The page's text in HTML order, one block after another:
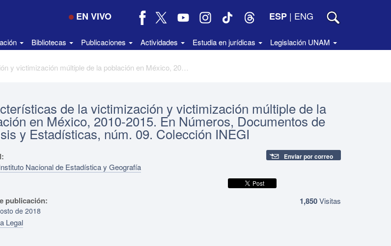
EN VIVO ESP | ENG
Bibliotecas Publicaciones Actividades Estudia en jurídicas Legislación UNAM
Características de la victimización y victimización múltiple de la población en México, 2010-2015. En Números, Documentos de Análisis y Estadísticas, núm. 09. Colección INEGI
de la victimización y victimización múltiple de la
en México, 2010-2015. En Números, Documentos de
y Estadísticas, núm. 09. Colección INEGI
Nacional de Estadística y Geografía
publicación:
de 2018
Legal
Enviar por correo
1,850Visitas